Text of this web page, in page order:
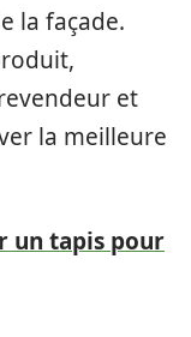
la façade.
et
la meilleure
un tapis pour